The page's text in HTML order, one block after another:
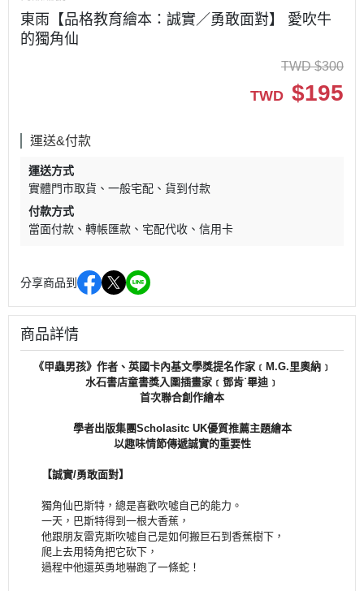
東雨【品格教育繪本：誠實／勇敢面對】 愛吹牛
的獨角仙
TWD $300
TWD $195
運送&付款
運送方式
實體門市取貨
一般宅配
貨到付款
付款方式
當面付款
轉帳匯款 宅配代收 信用卡
分享商品到
商品詳情
《甲蟲男孩》作者、英國卡內基文學獎提名作家﹝M.G.里奧納﹞
水石書店童書獎入圍插畫家﹝鄧肯˙畢迪﹞
首次聯合創作繪本
學者出版集團Scholasitc UK優質推薦主題繪本
以趣味情節傳遞誠實的重要性
【誠實/勇敢面對】
獨角仙巴斯特，總是喜歡吹噓自己的能力。
一天，巴斯特得到一根大香蕉，
他跟朋友雷克斯吹噓自己是如何搬巨石到香蕉樹下，
爬上去用犄角把它砍下，
過程中他還英勇地嚇跑了一條蛇！